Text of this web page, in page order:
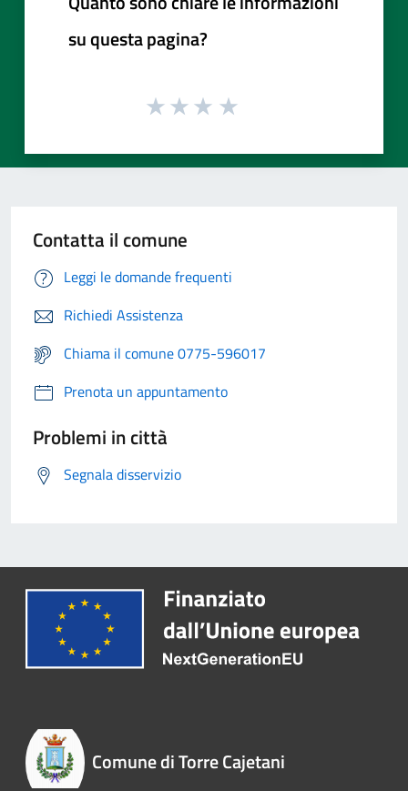
su questa pagina?
Contatta il comune
Leggi le domande frequenti
Richiedi Assistenza
Chiama il comune 0775-596017
Prenota un appuntamento
Problemi in città
Segnala disservizio
Comune di Torre Cajetani